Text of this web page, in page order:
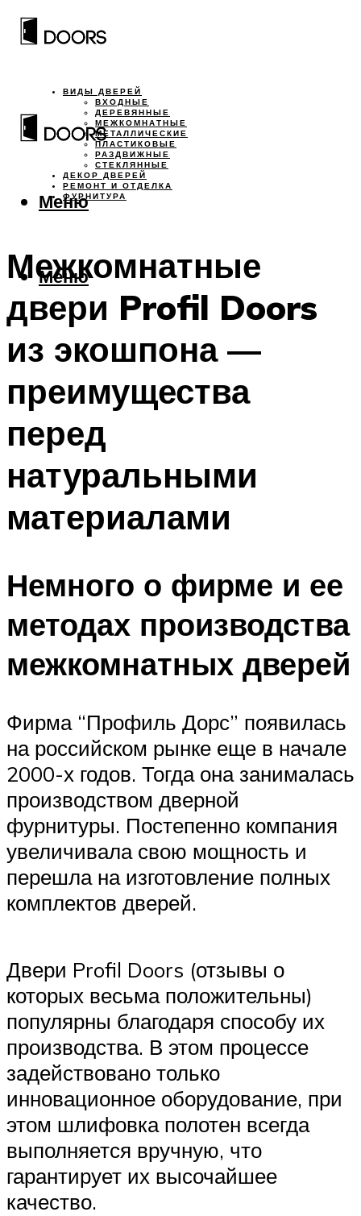
ВИДЫ ДВЕРЕЙ
ВХОДНЫЕ
ДЕРЕВЯННЫЕ
МЕЖКОМНАТНЫЕ
МЕТАЛЛИЧЕСКИЕ
ПЛАСТИКОВЫЕ
РАЗДВИЖНЫЕ
СТЕКЛЯННЫЕ
ДЕКОР ДВЕРЕЙ
РЕМОНТ И ОТДЕЛКА
ФУРНИТУРА
Меню
Меню
Межкомнатные
двери Profil Doors
из экошпона —
преимущества
перед
натуральными
материалами
Немного о фирме и ее
методах производства
межкомнатных дверей
Фирма “Профиль Дорс” появилась
на российском рынке еще в начале
2000-х годов. Тогда она занималась
производством дверной
фурнитуры. Постепенно компания
увеличивала свою мощность и
перешла на изготовление полных
комплектов дверей.
Двери Profil Doors (отзывы о
которых весьма положительны)
популярны благодаря способу их
производства. В этом процессе
задействовано только
инновационное оборудование, при
этом шлифовка полотен всегда
выполняется вручную, что
гарантирует их высочайшее
качество.